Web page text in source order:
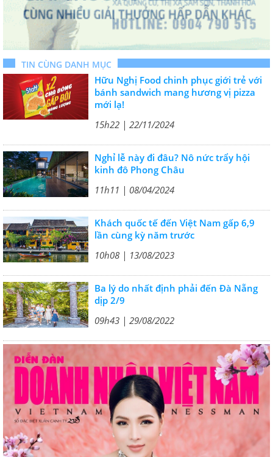
TIN CÙNG DANH MỤC
Hữu Nghị Food chinh phục giới trẻ với
bánh sandwich mang hương vị pizza
mới lạ!
15h22 | 22/11/2024
Nghỉ lễ này đi đâu? Nô nức trẩy hội
kinh đô Phong Châu
11h11 | 08/04/2024
Khách quốc tế đến Việt Nam gấp 6,9
lần cùng kỳ năm trước
10h08 | 13/08/2023
Ba lý do nhất định phải đến Đà Nẵng
dịp 2/9
09h43 | 29/08/2022